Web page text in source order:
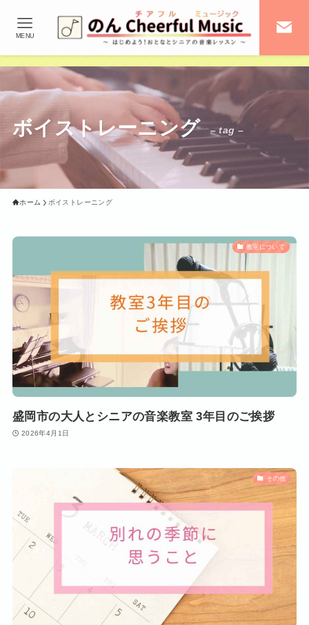
MENU
ボイストレーニング – tag –
ホーム ボイストレーニング
教室について
盛岡市の大人とシニアの音楽教室 3年目のご挨拶
2026年4月1日
その他